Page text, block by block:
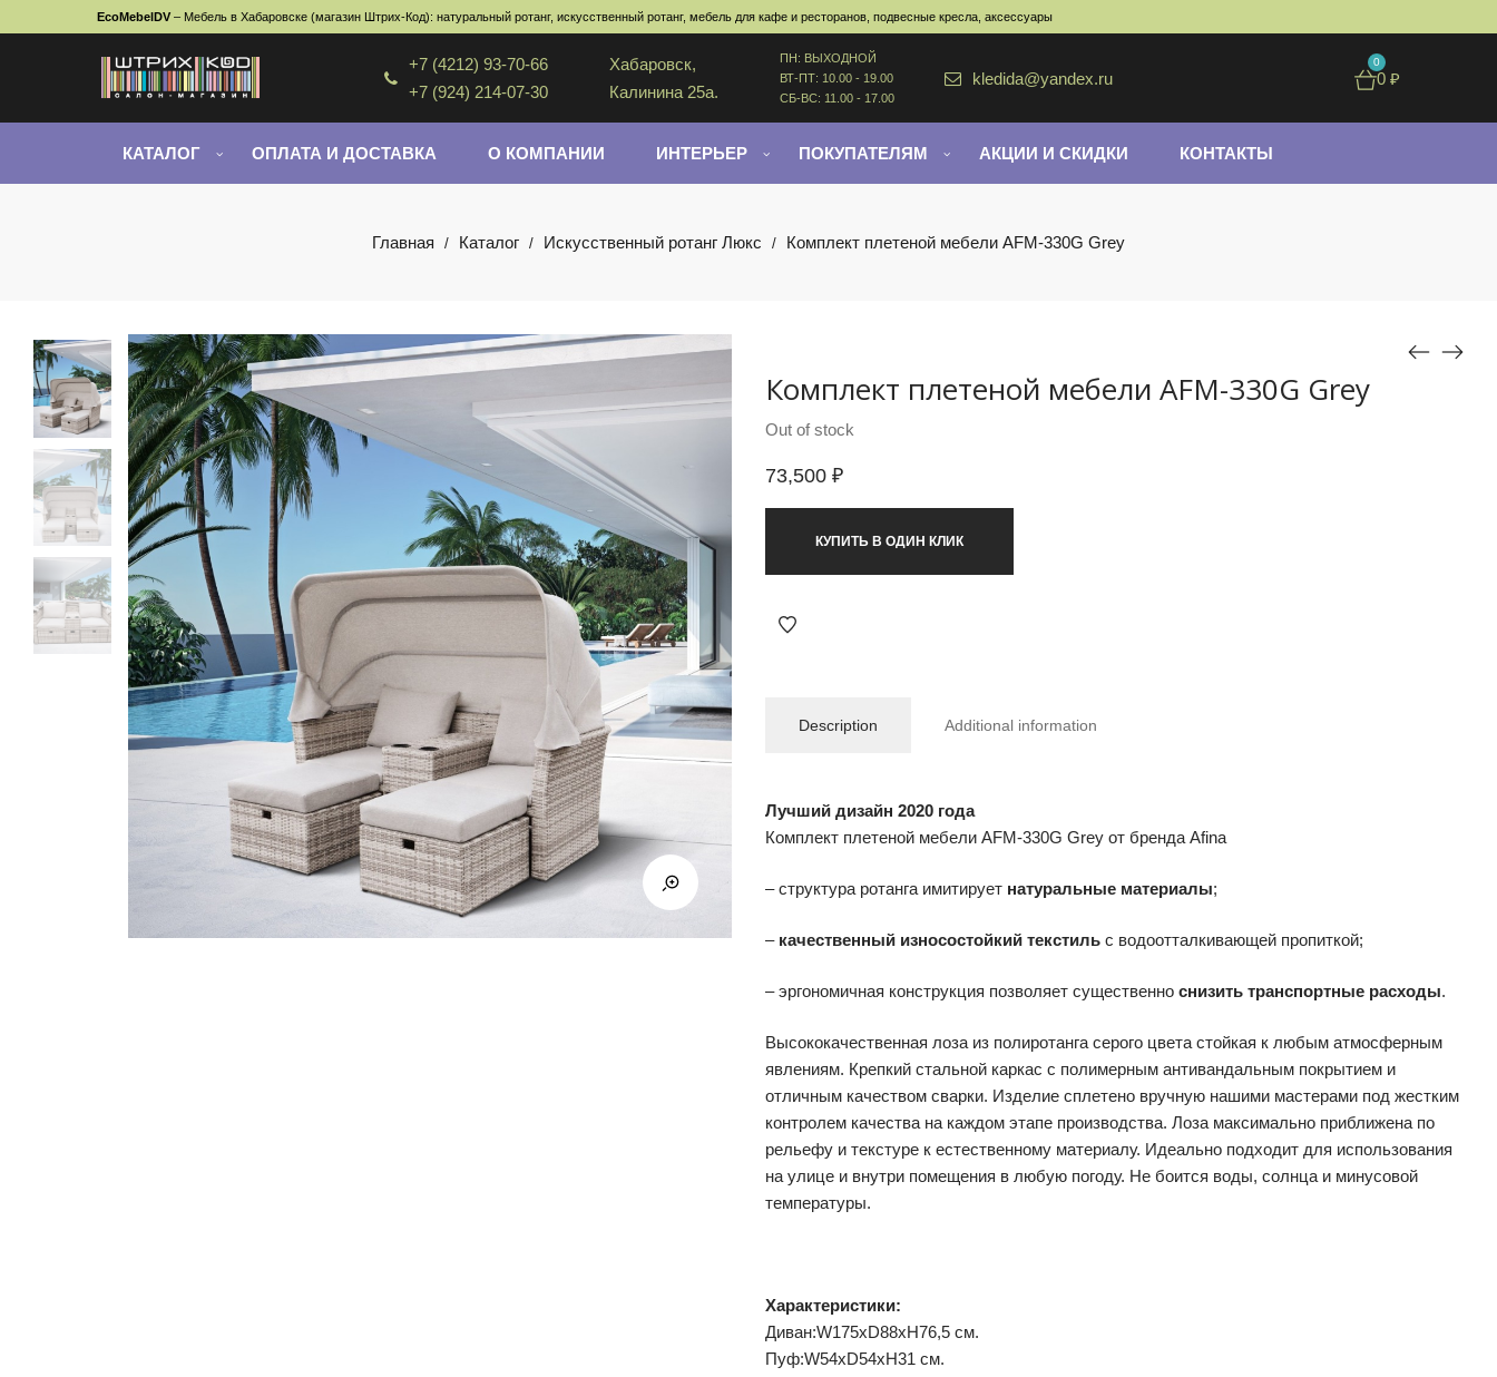
EcoMebelDV – Мебель в Хабаровске (магазин Штрих-Код): натуральный ротанг, искусственный ротанг, мебель для кафе и ресторанов, подвесные кресла, аксессуары
+7 (4212) 93-70-66
+7 (924) 214-07-30
Хабаровск,
Калинина 25а.
ПН: ВЫХОДНОЙ
ВТ-ПТ: 10.00 - 19.00
СБ-ВС: 11.00 - 17.00
kledida@yandex.ru
0
0 ₽
КАТАЛОГ ОПЛАТА И ДОСТАВКА О КОМПАНИИ ИНТЕРЬЕР ПОКУПАТЕЛЯМ АКЦИИ И СКИДКИ КОНТАКТЫ
Главная / Каталог / Искусственный ротанг Люкс / Комплект плетеной мебели AFM-330G Grey
Комплект плетеной мебели AFM-330G Grey
Out of stock
73,500 ₽
КУПИТЬ В ОДИН КЛИК
Description Additional information
Лучший дизайн 2020 года
Комплект плетеной мебели AFM-330G Grey от бренда Afina
– структура ротанга имитирует натуральные материалы;
– качественный износостойкий текстиль с водоотталкивающей пропиткой;
– эргономичная конструкция позволяет существенно снизить транспортные расходы.
Высококачественная лоза из полиротанга серого цвета стойкая к любым атмосферным
явлениям. Крепкий стальной каркас с полимерным антивандальным покрытием и
отличным качеством сварки. Изделие сплетено вручную нашими мастерами под жестким
контролем качества на каждом этапе производства. Лоза максимально приближена по
рельефу и текстуре к естественному материалу. Идеально подходит для использования
на улице и внутри помещения в любую погоду. Не боится воды, солнца и минусовой
температуры.
Характеристики:
Диван:W175xD88xH76,5 см.
Пуф:W54xD54xH31 см.